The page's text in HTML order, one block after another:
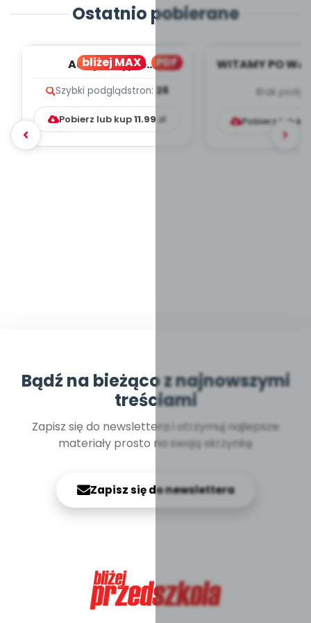
Ostatnio pobierane
bliżej MAX PDF
Adaptacyjne
artykuły
Szybki podglądstron: 26
Pobierz lub kup11.99 zł
WITAMY PO
Brak
Pobierz lub
Bądź na bieżąco z najnowszymi
treściami
Zapisz się do newslettera i otrzymuj najlepsze
materiały prosto na swoją skrzynkę
Zapisz się do newslettera